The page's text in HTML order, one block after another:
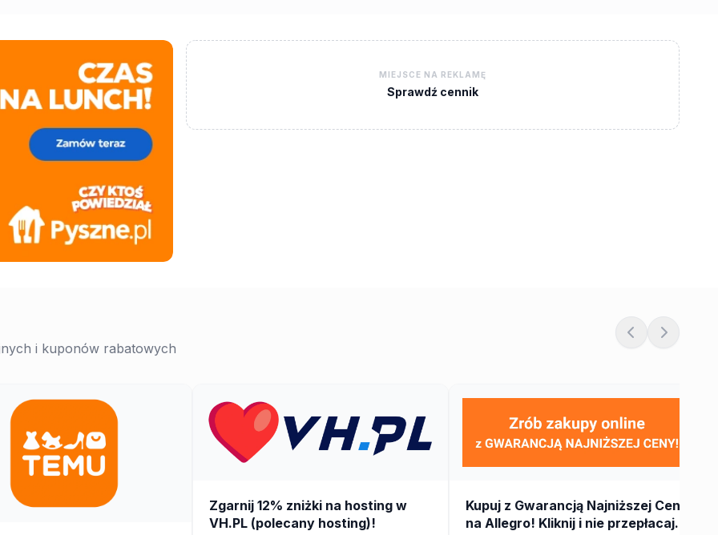
MIEJSCE NA REKLAMĘ
Sprawdź cennik
i kuponów rabatowych
Zgarnij 12% zniżki na hosting w
VH.PL (polecany hosting)!
Kupuj z Gwarancją Najniższej Ceny
na Allegro! Kliknij i nie przepłacaj.